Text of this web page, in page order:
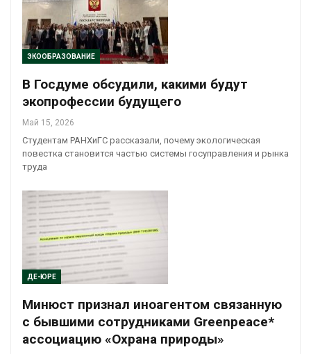
ЭКООБРАЗОВАНИЕ
В Госдуме обсудили, какими будут
экопрофессии будущего
Май 15, 2026
Студентам РАНХиГС рассказали, почему экологическая
повестка становится частью системы госуправления и рынка
труда
ДЕ-ЮРЕ
Минюст признал иноагентом связанную
с бывшими сотрудниками Greenpeace*
ассоциацию «Охрана природы»